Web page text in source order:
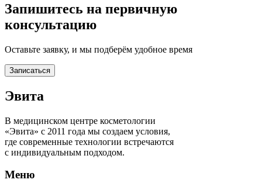
Запишитесь на первичную
консультацию
Оставьте заявку, и мы подберём удобное время
Записаться
Эвита
В медицинском центре косметологии
«Эвита» с 2011 года мы создаем условия,
где современные технологии встречаются
с индивидуальным подходом.
Меню